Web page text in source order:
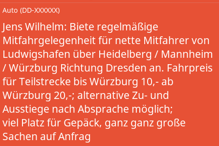
Auto (DD-XXXXXX)
Jens Wilhelm: Biete regelmäßige
Mitfahrgelegenheit für nette Mitfahrer von
Ludwigshafen über Heidelberg / Mannheim
/ Würzburg Richtung Dresden an. Fahrpreis
für Teilstrecke bis Würzburg 10,- ab
Würzburg 20,-; alternative Zu- und
Ausstiege nach Absprache möglich;
viel Platz für Gepäck, ganz ganz große
Sachen auf Anfrag